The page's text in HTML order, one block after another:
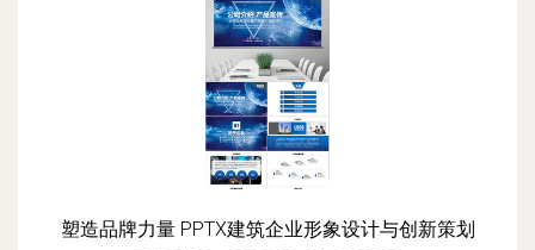
塑造品牌力量 PPTX建筑企业形象设计与创新策划